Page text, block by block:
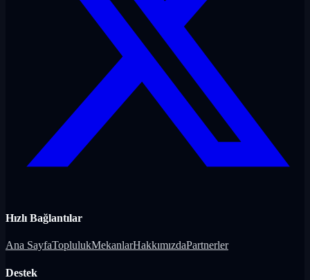
Hızlı Bağlantılar
Ana SayfaToplulukMekanlarHakkımızdaPartnerler
Destek